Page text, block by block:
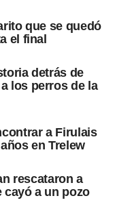
que se quedó
el final
detrás de
los perros de la
a Firulais
en Trelew
rescataron a
cayó a un pozo